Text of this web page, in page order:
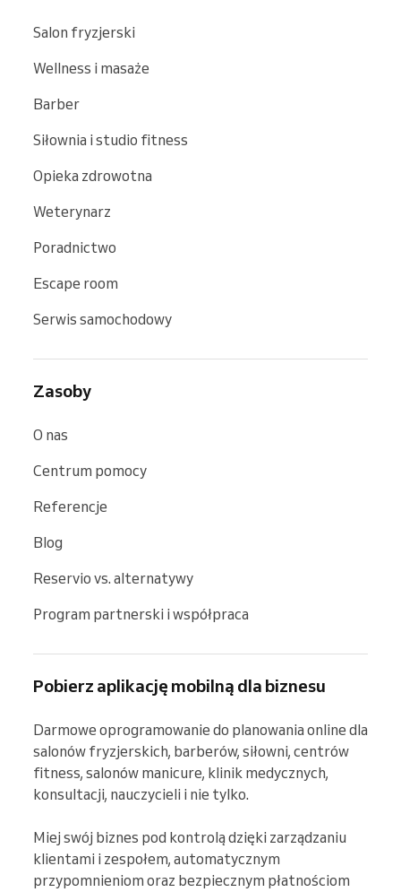
Salon fryzjerski
Wellness i masaże
Barber
Siłownia i studio fitness
Opieka zdrowotna
Weterynarz
Poradnictwo
Escape room
Serwis samochodowy
Zasoby
O nas
Centrum pomocy
Referencje
Blog
Reservio vs. alternatywy
Program partnerski i współpraca
Pobierz aplikację mobilną dla biznesu
Darmowe oprogramowanie do planowania online dla
salonów fryzjerskich, barberów, siłowni, centrów
fitness, salonów manicure, klinik medycznych,
konsultacji, nauczycieli i nie tylko.
Miej swój biznes pod kontrolą dzięki zarządzaniu
klientami i zespołem, automatycznym
przypomnieniom oraz bezpiecznym płatnościom